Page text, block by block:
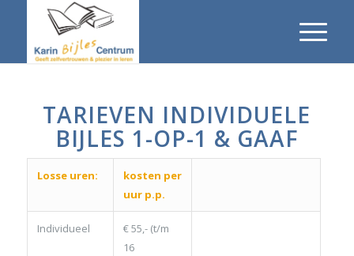
TARIEVEN INDIVIDUELE
BIJLES 1-OP-1 & GAAF
Losse uren:
kosten per
uur p.p.
Individueel
€ 55,- (t/m
16